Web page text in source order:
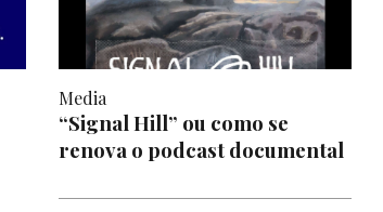
Media
“Signal Hill” ou como se
renova o podcast documental